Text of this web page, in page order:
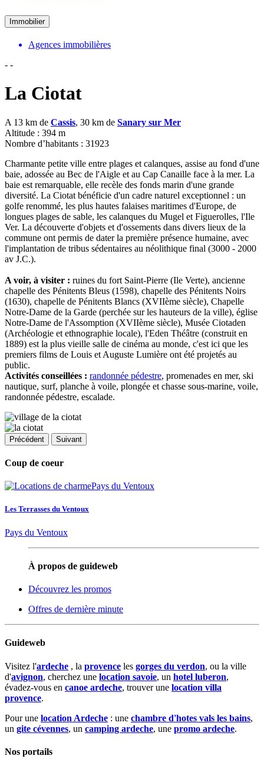
Immobilier
Agences immobilières
- -
La Ciotat
A 13 km de Cassis, 30 km de Sanary sur Mer
Altitude : 394 m
Nombre d’habitants : 31923
Charmante petite ville entre plages et calanques, assise au fond d'une
baie, adossée au Bec de l'Aigle et au Cap Canaille face à la mer. La
baie est remarquable, elle recèle des fonds marin d'une grande
diversité. La Ciotat bénéficie d'un cadre naturel exceptionnel : un
golfe renommé, les plus hautes falaises maritimes d'Europe, de
longues plages de sable, les calanques du Mugel et Figuerolles, l'Ile
Ver. La découverte d'objets et d'ossements dans divers lieux de la
commune ont permis de dater la première présence humaine, avec
l'implantation de tribus sédentaires au néolithique final (3000 - 2000
av J.C.).
A voir, à visiter : ruines du fort Saint-Pierre (Ile Verte), ancienne
chapelle des Pénitents Bleus (1598), chapelle des Pénitents Noirs
(1630), chapelle de Pénitents Blancs (XVIIème siècle), Chapelle
Notre-Dame de la Garde (perchée sur les hauteurs de la ville), église
Notre-Dame de l'Assomption (XVIIème siècle), Musée Ciotaden
(Archéologie et ethnographie locale), l'Eden Théâtre (construit en
1889) est la plus vieille salle de cinéma au monde, c'est ici que les
premiers films de Louis et Auguste Lumière ont été projetés au
public.
Activités conseillées : randonnée pédestre, promenades en mer, ski
nautique, surf, planche à voile, plongée et chasse sous-marine, voile,
randonnée pédestre, escalade.
Précédent Suivant
Coup de coeur
Les Terrasses du Ventoux
Pays du Ventoux
À propos de guideweb
Découvrez les promos
Offres de dernière minute
Guideweb
Visitez l'ardeche , la provence les gorges du verdon, ou la ville
d'avignon, cherchez une location savoie, un hotel luberon,
évadez-vous en canoe ardeche, trouver une location villa
provence.
Pour une location Ardeche : une chambre d'hotes vals les bains,
un gite cévennes, un camping ardeche, une promo ardeche.
Nos portails